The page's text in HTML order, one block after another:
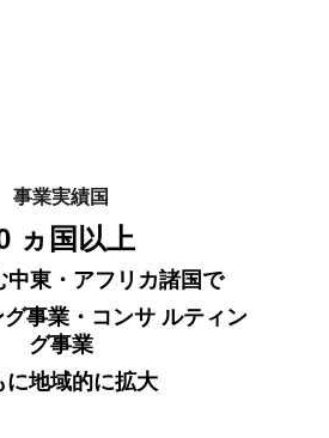
事業実績国
ヵ国以上
中東・アフリカ諸国で
グ事業・コンサ ルティン
グ事業
に地域的に拡大